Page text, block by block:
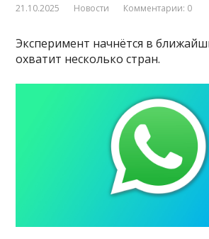
21.10.2025 Новости Комментарии: 0
Эксперимент начнётся в
охватит несколько стран.